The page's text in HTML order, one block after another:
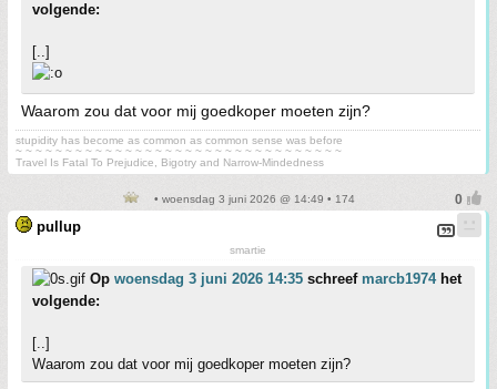
volgende:
[..]
Waarom zou dat voor mij goedkoper moeten zijn?
stupidity has become as common as common sense was before
~ ~ ~ ~ ~ ~ ~ ~ ~ ~ ~ ~ ~ ~ ~ ~ ~ ~ ~ ~ ~ ~ ~ ~ ~ ~ ~ ~ ~ ~ ~ ~ ~
Travel Is Fatal To Prejudice, Bigotry and Narrow-Mindedness
• woensdag 3 juni 2026 @ 14:49 • 174
pullup
smartie
Op woensdag 3 juni 2026 14:35 schreef marcb1974het
volgende:
[..]
Waarom zou dat voor mij goedkoper moeten zijn?